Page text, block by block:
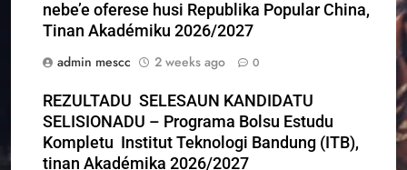
nebe’e oferese husi Republika Popular China,
Tinan Akadémiku 2026/2027
admin mescc
2 weeks ago 0
REZULTADU SELESAUN KANDIDATU
SELISIONADU – Programa Bolsu Estudu
Kompletu Institut Teknologi Bandung (ITB),
tinan Akadémika 2026/2027